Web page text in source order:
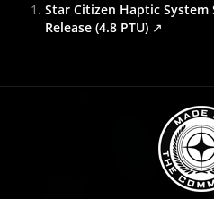
Star Citizen Haptic
Release (4.8 PTU)